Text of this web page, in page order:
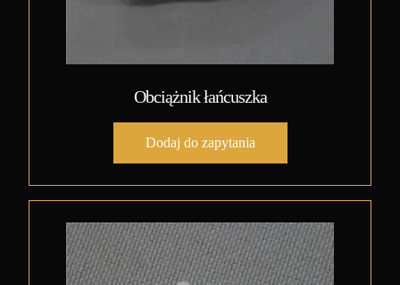
Obciążnik łańcuszka
Dodaj do zapytania